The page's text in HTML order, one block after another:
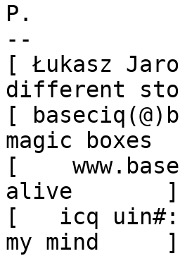
P.
--
[ Łukasz
different
[
magic
[
alive       ]
[   icq
my mind     ]